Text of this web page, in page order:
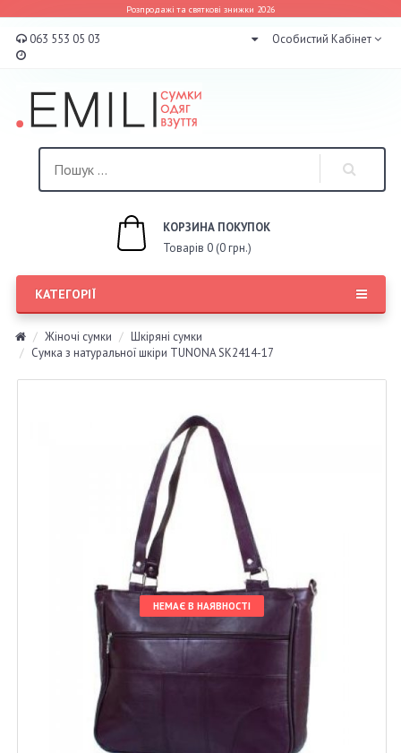
Розпродажі та святкові знижки 2026
063 553 05 03 Особистий Кабінет
КОРЗИНА ПОКУПОК
Товарів 0 (0 грн.)
КАТЕГОРІЇ
Жіночі сумки
Шкіряні сумки
Сумка з натуральної шкіри TUNONA SK2414-17
НЕМАЄ В НАЯВНОСТІ